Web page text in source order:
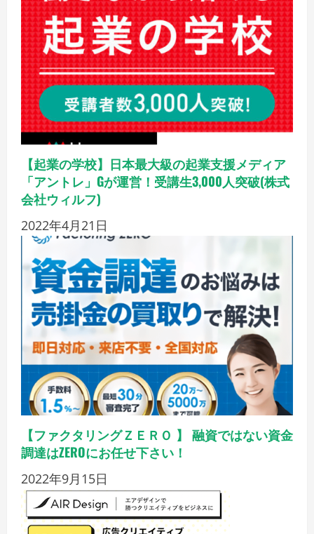
【起業の学校】日本最大級の起業支援メディア
「アントレ」Gが運営！受講生3,000人突破(株式
会社ウィルフ)
2022年4月21日
【ファクタリングＺＥＲＯ 】 融資ではない資金
調達はZEROにお任せ下さい！
2022年9月15日